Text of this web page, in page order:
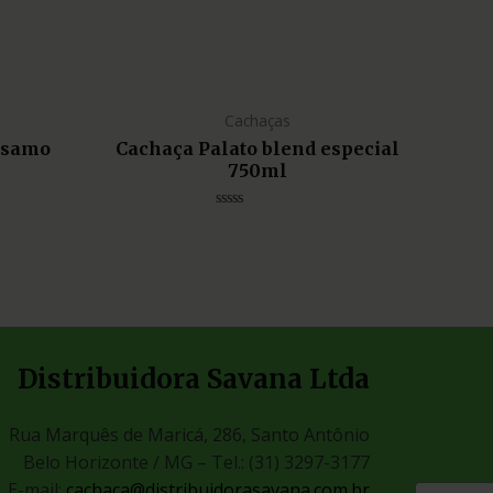
Cachaças
Cachaça Palato blend especial
750ml
Distribuidora Savana Ltda
Rua Marquês de Maricá, 286, Santo Antônio
Belo Horizonte / MG – Tel.: (31) 3297-3177